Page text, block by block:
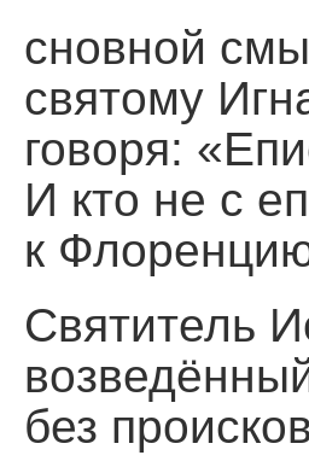
сновной
святому
говоря:
И кто не с
к
Святитель
без